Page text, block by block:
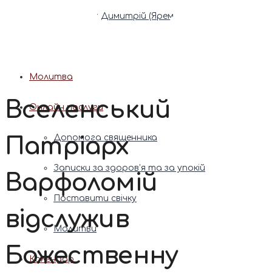
Патріарх Димитрій (Ярема)
Молитва
Онлайн послуги
Допомога священника
Записки за здоров’я та за упокій
Поставити свічку
Молитви
Календар
Вселенський
Патріарх
Варфоломій
відслужив
Божественну